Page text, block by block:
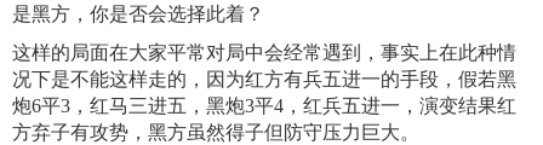
是黑方，你是否会选择此着？
这样的局面在大家平常对局中会经常遇到，事实上在此种情
况下是不能这样走的，因为红方有兵五进一的手段，假若黑
炮6平3，红马三进五，黑炮3平4，红兵五进一，演变结果红
方弃子有攻势，黑方虽然得子但防守压力巨大。